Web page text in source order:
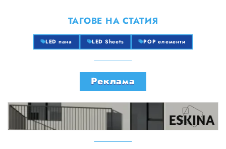
ТАГОВЕ НА СТАТИЯ
LED пана LED Sheets POP елементи
Реклама